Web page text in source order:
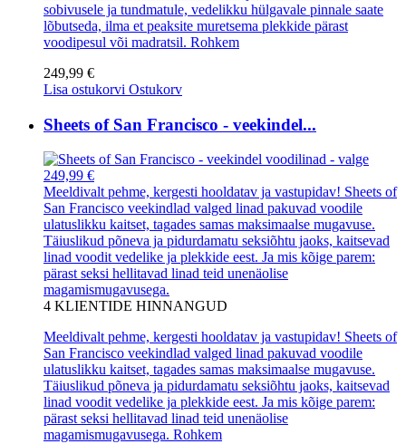
sobivusele ja tundmatule, vedelikku hülgavale pinnale saate
lõbutseda, ilma et peaksite muretsema plekkide pärast
voodipesul või madratsil. Rohkem
249,99 €
Lisa ostukorvi Ostukorv
Sheets of San Francisco - veekindel...
249,99 €
Meeldivalt pehme, kergesti hooldatav ja vastupidav! Sheets of
San Francisco veekindlad valged linad pakuvad voodile
ulatuslikku kaitset, tagades samas maksimaalse mugavuse.
Täiuslikud põneva ja pidurdamatu seksiõhtu jaoks, kaitsevad
linad voodit vedelike ja plekkide eest. Ja mis kõige parem:
pärast seksi hellitavad linad teid unenäolise
magamismugavusega.
4 KLIENTIDE HINNANGUD
Meeldivalt pehme, kergesti hooldatav ja vastupidav! Sheets of
San Francisco veekindlad valged linad pakuvad voodile
ulatuslikku kaitset, tagades samas maksimaalse mugavuse.
Täiuslikud põneva ja pidurdamatu seksiõhtu jaoks, kaitsevad
linad voodit vedelike ja plekkide eest. Ja mis kõige parem:
pärast seksi hellitavad linad teid unenäolise
magamismugavusega. Rohkem